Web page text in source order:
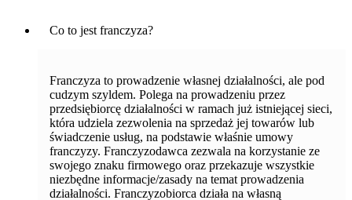
Co to jest franczyza?
Franczyza to prowadzenie własnej działalności, ale pod
cudzym szyldem. Polega na prowadzeniu przez
przedsiębiorcę działalności w ramach już istniejącej sieci,
która udziela zezwolenia na sprzedaż jej towarów lub
świadczenie usług, na podstawie właśnie umowy
franczyzy. Franczyzodawca zezwala na korzystanie ze
swojego znaku firmowego oraz przekazuje wszystkie
niezbędne informacje/zasady na temat prowadzenia
działalności. Franczyzobiorca działa na własną